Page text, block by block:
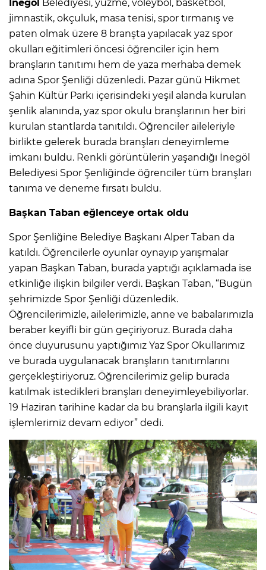
İnegöl
Belediyesi, yüzme, voleybol, basketbol,
jimnastik, okçuluk, masa tenisi, spor tırmanış ve
paten olmak üzere 8 branşta yapılacak yaz spor
okulları eğitimleri öncesi öğrenciler için hem
branşların tanıtımı hem de yaza merhaba demek
adına Spor Şenliği düzenledi. Pazar günü Hikmet
Şahin Kültür Parkı içerisindeki yeşil alanda kurulan
şenlik alanında, yaz spor okulu branşlarının her biri
kurulan stantlarda tanıtıldı. Öğrenciler aileleriyle
birlikte gelerek burada branşları deneyimleme
imkanı buldu. Renkli görüntülerin yaşandığı İnegöl
Belediyesi Spor Şenliğinde öğrenciler tüm branşları
tanıma ve deneme fırsatı buldu.
Başkan Taban eğlenceye ortak oldu
Spor Şenliğine Belediye Başkanı Alper Taban da
katıldı. Öğrencilerle oyunlar oynayıp yarışmalar
yapan Başkan Taban, burada yaptığı açıklamada ise
etkinliğe ilişkin bilgiler verdi. Başkan Taban, “Bugün
şehrimizde Spor Şenliği düzenledik.
Öğrencilerimizle, ailelerimizle, anne ve babalarımızla
beraber keyifli bir gün geçiriyoruz. Burada daha
önce duyurusunu yaptığımız Yaz Spor Okullarımız
ve burada uygulanacak branşların tanıtımlarını
gerçekleştiriyoruz. Öğrencilerimiz gelip burada
katılmak istedikleri branşları deneyimleyebiliyorlar.
19 Haziran tarihine kadar da bu branşlarla ilgili kayıt
işlemlerimiz devam ediyor” dedi.